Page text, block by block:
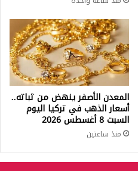
المعدن الأصفر ينهض من ثباته..
أسعار الذهب في تركيا اليوم
السبت 8 أغسطس 2026
منذ ساعتين